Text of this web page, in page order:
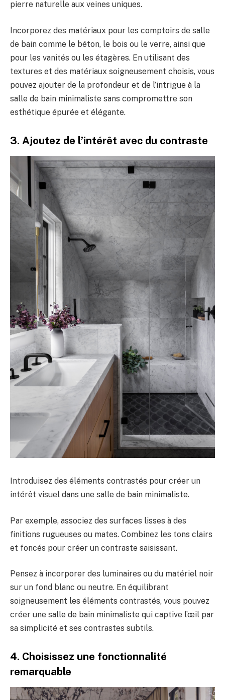
pierre naturelle aux veines uniques.
Incorporez des matériaux pour les comptoirs de salle
de bain comme le béton, le bois ou le verre, ainsi que
pour les vanités ou les étagères. En utilisant des
textures et des matériaux soigneusement choisis, vous
pouvez ajouter de la profondeur et de l’intrigue à la
salle de bain minimaliste sans compromettre son
esthétique épurée et élégante.
3. Ajoutez de l’intérêt avec du contraste
Introduisez des éléments contrastés pour créer un
intérêt visuel dans une salle de bain minimaliste.
Par exemple, associez des surfaces lisses à des
finitions rugueuses ou mates. Combinez les tons clairs
et foncés pour créer un contraste saisissant.
Pensez à incorporer des luminaires ou du matériel noir
sur un fond blanc ou neutre. En équilibrant
soigneusement les éléments contrastés, vous pouvez
créer une salle de bain minimaliste qui captive l’œil par
sa simplicité et ses contrastes subtils.
4. Choisissez une fonctionnalité
remarquable